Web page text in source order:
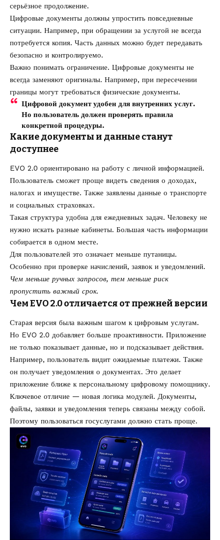
серьёзное продолжение.
Цифровые документы должны упростить повседневные
ситуации. Например, при обращении за услугой не всегда
потребуется копия. Часть данных можно будет передавать
безопасно и контролируемо.
Важно понимать ограничение. Цифровые документы не
всегда заменяют оригиналы. Например, при пересечении
границы могут требоваться физические документы.
Цифровой документ удобен для внутренних услуг.
Но пользователь должен проверять правила
конкретной процедуры.
Какие документы и данные станут
доступнее
EVO 2.0 ориентировано на работу с личной информацией.
Пользователь сможет проще видеть сведения о доходах,
налогах и имуществе. Также заявлены данные о транспорте
и социальных страховках.
Такая структура удобна для ежедневных задач. Человеку не
нужно искать разные кабинеты. Большая часть информации
собирается в одном месте.
Для пользователей это означает меньше путаницы.
Особенно при проверке начислений, заявок и уведомлений.
Чем меньше ручных запросов, тем меньше риск
пропустить важный срок.
Чем EVO 2.0 отличается от прежней версии
Старая версия была важным шагом к цифровым услугам.
Но EVO 2.0 добавляет больше проактивности. Приложение
не только показывает данные, но и подсказывает действия.
Например, пользователь видит ожидаемые платежи. Также
он получает уведомления о документах. Это делает
приложение ближе к персональному цифровому помощнику.
Ключевое отличие — новая логика модулей. Документы,
файлы, заявки и уведомления теперь связаны между собой.
Поэтому пользоваться госуслугами должно стать проще.